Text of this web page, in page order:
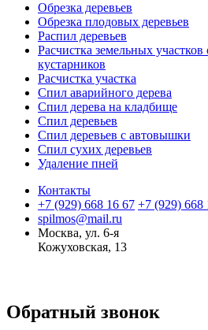
Обрезка деревьев
Обрезка плодовых деревьев
Распил деревьев
Расчистка земельных участков
кустарников
Расчистка участка
Спил аварийного дерева
Спил дерева на кладбище
Спил деревьев
Спил деревьев с автовышки
Спил сухих деревьев
Удаление пней
Контакты
+7 (929) 668 16 67 +7 (929) 668
spilmos@mail.ru
Москва, ул. 6-я
Кожуховская, 13
Обратный звонок